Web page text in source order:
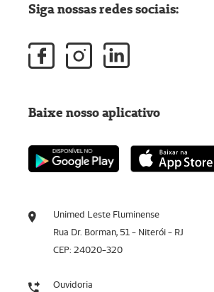
Unimed Leste Fluminense
Rua Dr. Borman, 51 - Niterói - RJ
CEP: 24020-320
Ouvidoria
Siga nossas redes sociais:
Baixe nosso aplicativo